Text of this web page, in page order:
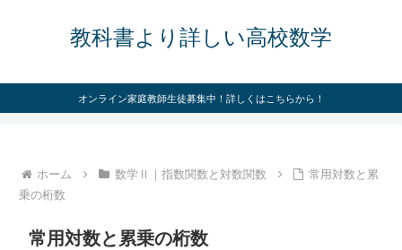
教科書より詳しい高校数学
オンライン家庭教師生徒募集中！詳しくはこちらから！
ホーム 数学Ⅱ｜指数関数と対数関数
常用対数と累
乗の桁数
常用対数と累乗の桁数